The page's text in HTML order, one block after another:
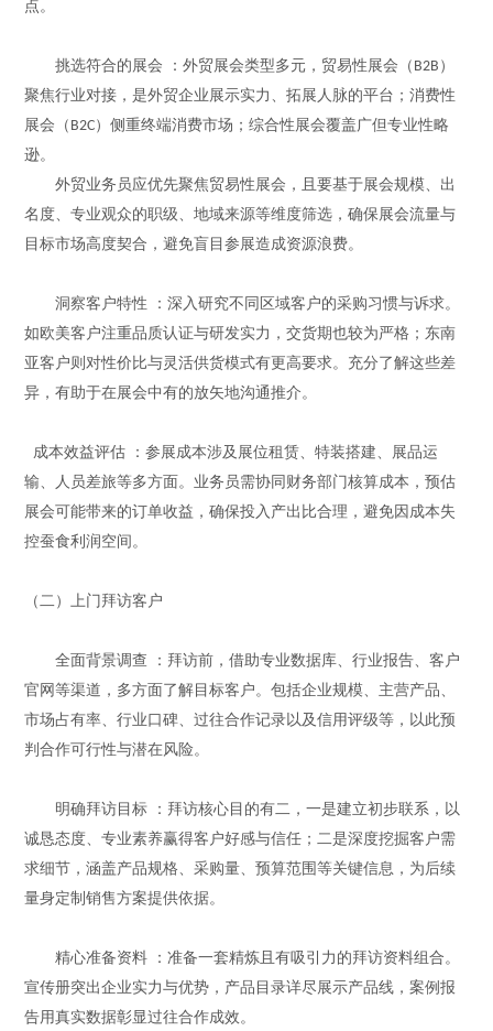
点。
挑选符合的 展会 ：外贸展会类型多元，贸易性展会（ B2B ）
聚焦行业对接，是外贸企业展示实力、拓展人脉的平台；消费性
展会（ B2C）侧重终端消费市场；综合性展会覆盖广但专业性略
逊。
外贸业务员应优先聚焦贸易性展会，且要基于展会规模、 出
名 度、专业观众的职级、地域来源等维度筛选，确保展会流量与
目标市场高度契合，避免盲目参展造成资源浪费。
洞察客户特性
：深入研究不同区域客户的采购习惯与诉求。
如欧美客户注重品质认证与研发实力，交货期也较为严格；东南
亚客户则对性价比与灵活供货模式有更高要求。充分了解这些差
异，有助于在展会中有的放矢地沟通推介。
成本效益评估
：参展成本涉及展位租赁、特装搭建、展品运
输、人员差旅等多方面。业务员需协同财务部门核算成本，预估
展会可能带来的订单收益，确保投入产出比合理，避免因成本失
控蚕食利润空间。
（二）上门拜访客户
全面背景调查
：拜访前，借助专业数据库、行业报告、客户
官网等渠道， 多方面了解目标客户。包括企业规模、主营产品、
市场占有率、行业口碑、过往合作记录以及信用评级等，以此预
判合作可行性与潜在风险。
明确拜访目标
：拜访核心目的有二，一是建立初步联系，以
诚恳态度、专业素养赢得客户好感与信任；二是深度挖掘客户需
求细节，涵盖产品规格、采购量、预算范围等关键信息，为后续
量身定制销售方案提供依据。
精心准备资料
：准备一套精炼且有吸引力的拜访资料组合。
宣传册突出企业实力与优势，产品目录详尽展示产品线，案例报
告用真实数据彰显过往合作成效。